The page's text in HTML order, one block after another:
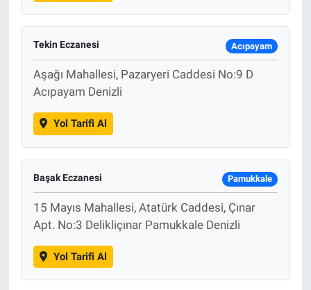
Tekin Eczanesi Acıpayam
Aşağı Mahallesi, Pazaryeri Caddesi No:9 D
Acıpayam Denizli
Yol Tarifi Al
Başak Eczanesi Pamukkale
15 Mayıs Mahallesi, Atatürk Caddesi, Çınar
Apt. No:3 Delikliçınar Pamukkale Denizli
Yol Tarifi Al